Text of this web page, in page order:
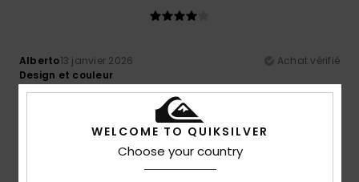
Alberto13 janvier 2026
Achat vérifié
Design et couleur
Afficher original - Castellano
Rapport qualité / prix
Coloris: 5/5
Je recommande ce produit
WELCOME TO QUIKSILVER
Choose your country